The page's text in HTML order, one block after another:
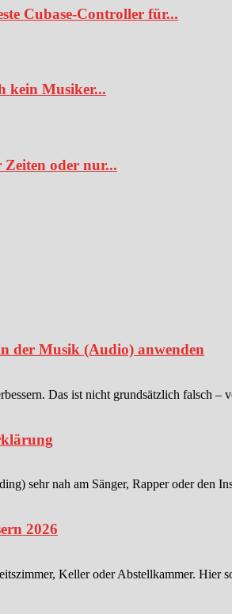
Cubase-Controller für...
kein Musiker...
oder nur...
der Musik (Audio) anwenden
Das ist nicht grundsätzlich falsch –
sehr nah am Sänger, Rapper oder den
2026
Keller oder Abstellkammer. Hier